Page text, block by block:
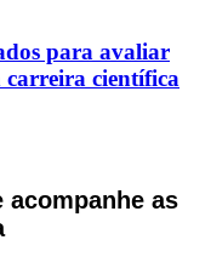
para avaliar
científica
acompanhe as